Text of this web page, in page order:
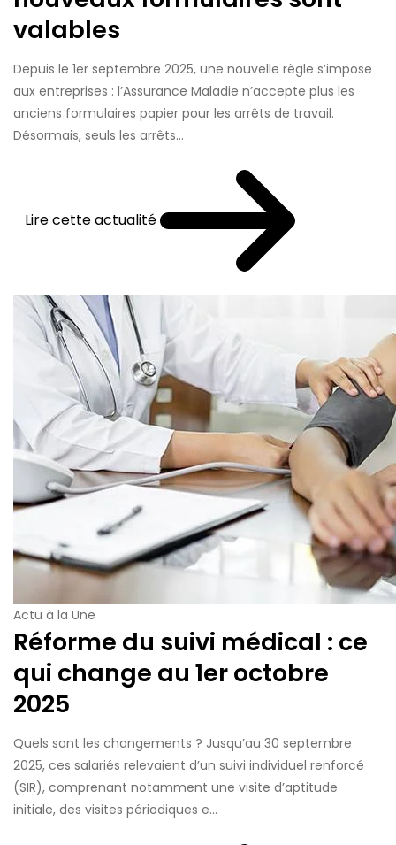
valables
Depuis le 1er septembre 2025, une nouvelle règle s’impose
aux entreprises : l’Assurance Maladie n’accepte plus les
anciens formulaires papier pour les arrêts de travail.
Désormais, seuls les arrêts...
Lire cette actualité
Actu à la Une
Réforme du suivi médical : ce
qui change au 1er octobre
2025
Quels sont les changements ? Jusqu’au 30 septembre
2025, ces salariés relevaient d’un suivi individuel renforcé
(SIR), comprenant notamment une visite d’aptitude
initiale, des visites périodiques e...